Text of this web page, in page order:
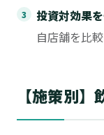
投資対効果
自店舗を比
【施策別